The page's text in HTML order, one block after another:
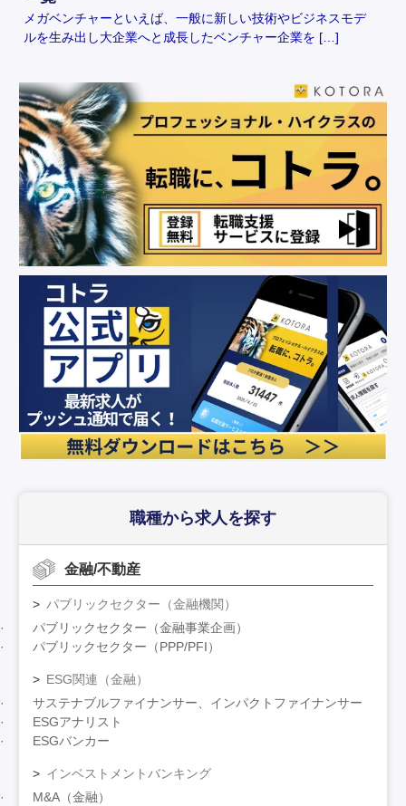
メガベンチャーといえば、一般に新しい技術やビジネスモデ
ルを生み出し大企業へと成長したベンチャー企業を […]
職種から求人を探す
金融/不動産
パブリックセクター（金融機関）
パブリックセクター（金融事業企画）
パブリックセクター（PPP/PFI）
ESG関連（金融）
サステナブルファイナンサー、インパクトファイナンサー
ESGアナリスト
ESGバンカー
インベストメントバンキング
M&A（金融）